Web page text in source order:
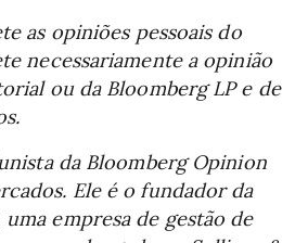
as opiniões pessoais do
necessariamente a opinião
ou da Bloomberg LP e de
da Bloomberg Opinion
Ele é o fundador da
empresa de gestão de